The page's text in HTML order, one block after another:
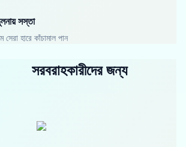
সস্তা
হারে কাঁচামাল পান
সরবরাহকারীদের জন্য